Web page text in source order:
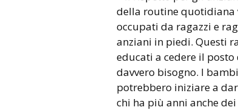
della routine quotidiana
occupati da ragazzi e
anziani in piedi. Questi
educati a cedere il
davvero bisogno. I
potrebbero iniziare a
chi ha più anni anche